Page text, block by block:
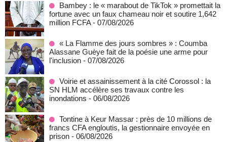
Bambey : le « marabout de TikTok » promettait la
fortune avec un faux chameau noir et soutire 1,642
million FCFA - 07/08/2026
« La Flamme des jours sombres » : Coumba
Alassane Guèye fait de la poésie une arme pour
l'inclusion - 07/08/2026
Voirie et assainissement à la cité Corossol : la
SN HLM accélère ses travaux contre les
inondations - 06/08/2026
Tontine à Keur Massar : près de 10 millions de
francs CFA engloutis, la gestionnaire envoyée en
prison - 06/08/2026